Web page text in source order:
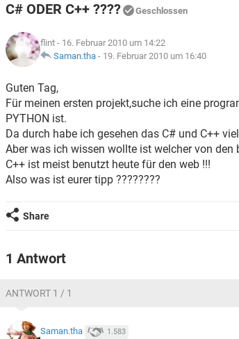
C# ODER C++ ???? Geschlossen
flint - 16. Februar 2010 um 14:22
Saman.tha - 19. Februar 2010 um 16:40
Guten Tag,
Für meinen ersten projekt,suche ich eine
PYTHON ist.
Da durch habe ich gesehen das C# und C++
Aber was ich wissen wollte ist welcher von den
C++ ist meist benutzt heute für den web !!!
Also was ist eurer tipp ????????
Share
1 Antwort
ANTWORT 1 / 1
Saman.tha 1.583